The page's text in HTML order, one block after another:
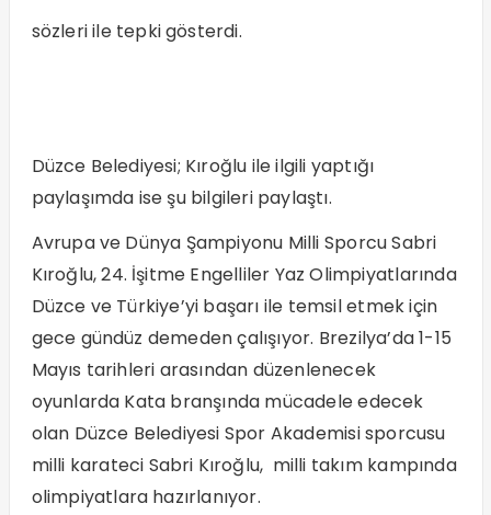
sözleri ile tepki gösterdi.
Düzce Belediyesi; Kıroğlu ile ilgili yaptığı
paylaşımda ise şu bilgileri paylaştı.
Avrupa ve Dünya Şampiyonu Milli Sporcu Sabri
Kıroğlu, 24. İşitme Engelliler Yaz Olimpiyatlarında
Düzce ve Türkiye’yi başarı ile temsil etmek için
gece gündüz demeden çalışıyor. Brezilya’da 1-15
Mayıs tarihleri arasından düzenlenecek
oyunlarda Kata branşında mücadele edecek
olan Düzce Belediyesi Spor Akademisi sporcusu
milli karateci Sabri Kıroğlu, milli takım kampında
olimpiyatlara hazırlanıyor.